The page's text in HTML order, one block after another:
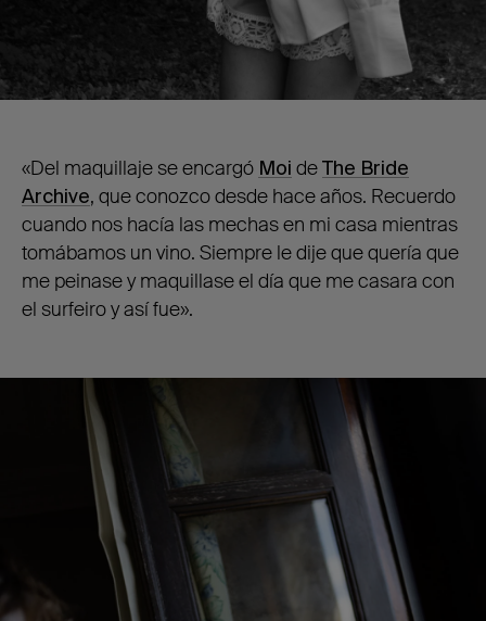
«Del maquillaje se encargó Moi deThe Bride
Archive, que conozco desde hace años. Recuerdo
cuando nos hacía las mechas en mi casa mientras
tomábamos un vino. Siempre le dije que quería que
me peinase y maquillase el día que me casara con
el surfeiro y así fue».